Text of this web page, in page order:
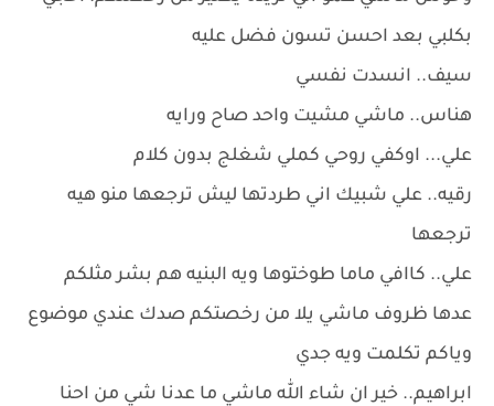
بكلبي بعد احسن تسون فضل عليه
سيف.. انسدت نفسي
هناس.. ماشي مشيت واحد صاح ورايه
علي... اوكفي روحي كملي شغلج بدون كلام
رقيه.. علي شبيك اني طردتها ليش ترجعها منو هيه
ترجعها
علي.. كاافي ماما طوختوها ويه البنيه هم بشر مثلكم
عدها ظروف ماشي يلا من رخصتكم صدك عندي موضوع
وياكم تكلمت ويه جدي
ابراهيم.. خير ان شاء الله ماشي ما عدنا شي من احنا